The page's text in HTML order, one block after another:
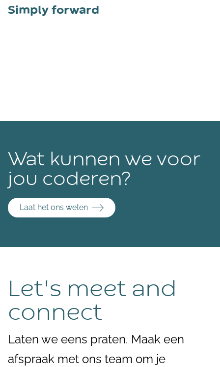
Simply forward
Wat kunnen we voor
jou coderen?
Laat het ons weten
Let's meet and
connect
Laten we eens praten. Maak een
afspraak met ons team om je